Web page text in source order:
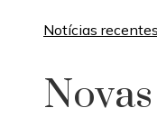
Notícias recentes
Novas